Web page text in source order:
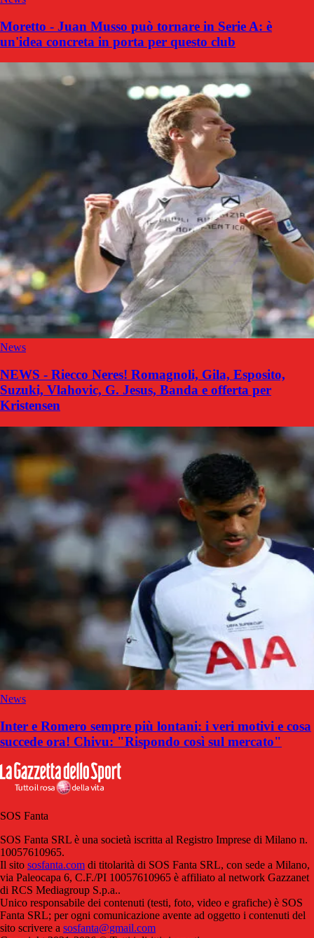
Moretto - Juan Musso può tornare in Serie A: è
un'idea concreta in porta per questo club
News
NEWS - Riecco Neres! Romagnoli, Gila, Esposito,
Suzuki, Vlahovic, G. Jesus, Banda e offerta per
Kristensen
News
Inter e Romero sempre più lontani: i veri motivi e cosa
succede ora! Chivu: "Rispondo così sul mercato"
SOS Fanta
SOS Fanta SRL è una società iscritta al Registro Imprese di Milano n.
10057610965.
Il sito sosfanta.com di titolarità di SOS Fanta SRL, con sede a Milano,
via Paleocapa 6, C.F./PI 10057610965 è affiliato al network Gazzanet
di RCS Mediagroup S.p.a..
Unico responsabile dei contenuti (testi, foto, video e grafiche) è SOS
Fanta SRL; per ogni comunicazione avente ad oggetto i contenuti del
sito scrivere a sosfanta@gmail.com